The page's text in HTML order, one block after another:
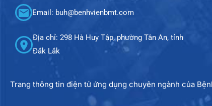
Email: buh@benhvienbmt.com
Địa chỉ: 298 Hà Huy Tập, phường Tân An, tỉnh
Đắk Lắk
Trang thông tin điện tử ứng dụng chuyên ngành của